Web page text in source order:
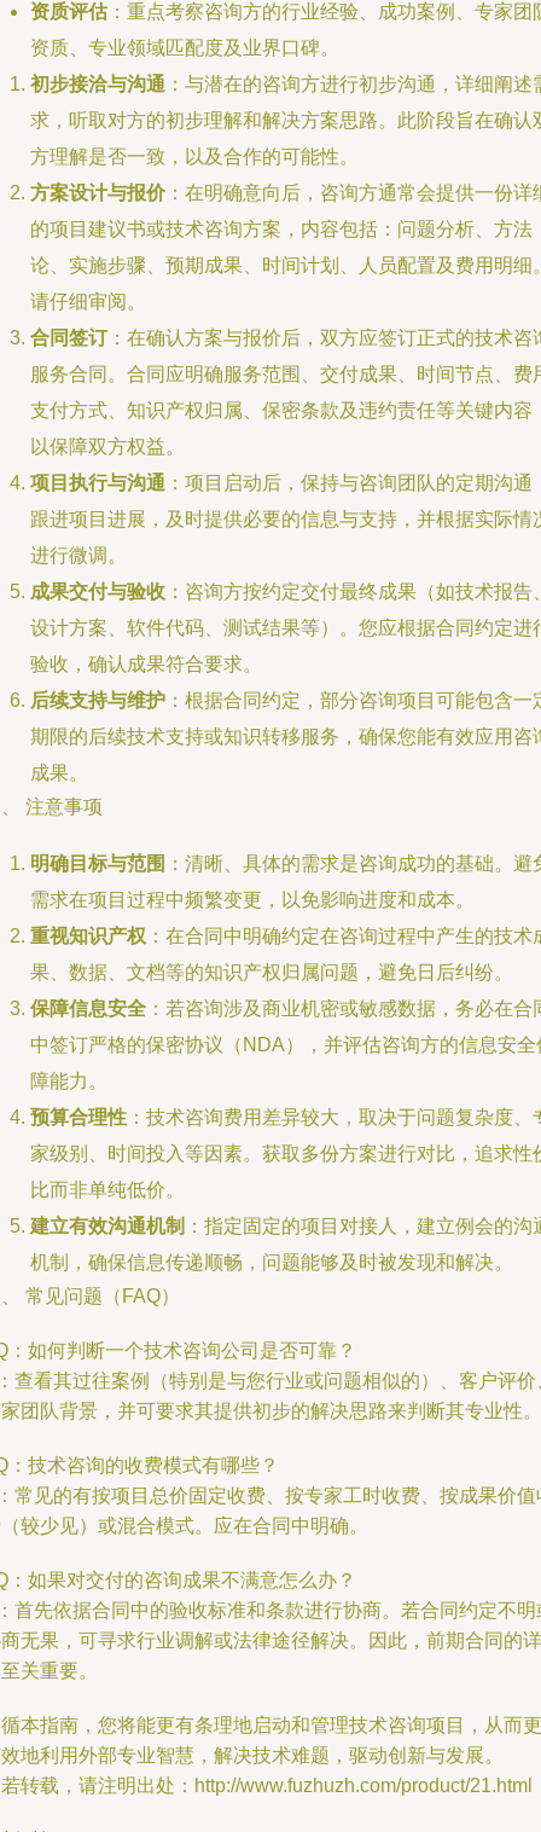
资质评估：重点考察咨询方的行业经验、成功案例、专家团
资质、专业领域匹配度及业界口碑。
初步接洽与沟通 ：与潜在的咨询方进行初步沟通，详细阐述
求，听取对方的初步理解和解决方案思路。此阶段旨在确认
方理解是否一致，以及合作的可能性。
方案设计与报价：在明确意向后，咨询方通常会提供一份详
的项目建议书或技术咨询方案，内容包括：问题分析、方法
论、实施步骤、预期成果、时间计划、人员配置及费用明细
请仔细审阅。
合同签订：在确认方案与报价后，双方应签订正式的技术咨
服务合同。合同应明确服务范围、交付成果、时间节点、费
支付方式、知识产权归属、保密条款及违约责任等关键内容
以保障双方权益。
项目执行与沟通 ：项目启动后，保持与咨询团队的定期沟通
跟进项目进展，及时提供必要的信息与支持，并根据实际情
进行微调。
成果交付与验收 ：咨询方按约定交付最终成果（如技术报告
设计方案、软件代码、测试结果等）。您应根据合同约定进
验收，确认成果符合要求。
后续支持与维护 ：根据合同约定，部分咨询项目可能包含一
期限的后续技术支持或知识转移服务，确保您能有效应用咨
成果。
注意事项
明确目标与范围 ：清晰、具体的需求是咨询成功的基础。避
需求在项目过程中频繁变更，以免影响进度和成本。
重视知识产权 ：在合同中明确约定在咨询过程中产生的技术
果、数据、文档等的知识产权归属问题，避免日后纠纷。
保障信息安全 ：若咨询涉及商业机密或敏感数据，务必在合
中签订严格的保密协议（NDA），并评估咨询方的信息安全
障能力。
预算合理性 ：技术咨询费用差异较大，取决于问题复杂度、
家级别、时间投入等因素。获取多份方案进行对比，追求性
比而非单纯低价。
建立有效沟通机制 ：指定固定的项目对接人，建立例会的沟
机制，确保信息传递顺畅，问题能够及时被发现和解决。
常见问题（FAQ）
：如何判断一个技术咨询公司是否可靠？
查看其过往案例（特别是与您行业或问题相似的）、客户评价
团队背景，并可要求其提供初步的解决思路来判断其专业性。
：技术咨询的收费模式有哪些？
常见的有按项目总价固定收费、按专家工时收费、按成果价值
较少见）或混合模式。应在合同中明确。
：如果对交付的咨询成果不满意怎么办？
首先依据合同中的验收标准和条款进行协商。若合同约定不明
无果，可寻求行业调解或法律途径解决。因此，前期合同的详
关重要。
本指南，您将能更有条理地启动和管理技术咨询项目，从而更
地利用外部专业智慧，解决技术难题，驱动创新与发展。
转载，请注明出处：http://www.fuzhuzh.com/product/21.html